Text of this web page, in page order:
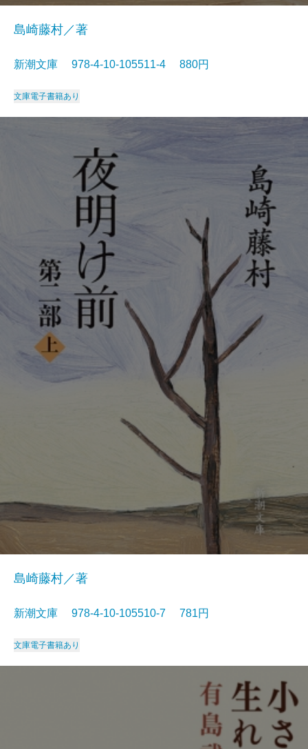
島崎藤村／著
新潮文庫 978-4-10-105511-4 880円
文庫電子書籍あり
島崎藤村／著
新潮文庫 978-4-10-105510-7 781円
文庫電子書籍あり